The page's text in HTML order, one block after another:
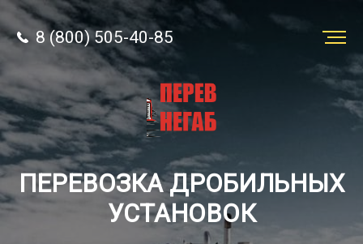
Заказать
перевозку
Грузы
8 (800) 505-40-85
ПЕРЕВОЗКА ДРОБИЛЬНЫХ
УСТАНОВОК